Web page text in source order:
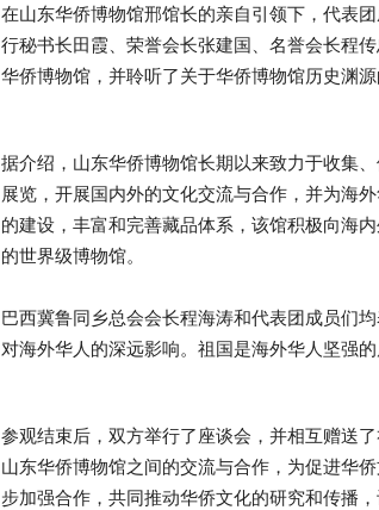
在山东华侨博物馆邢馆长的亲自引领下，代表
行秘书长田霞、荣誉会长张建国、名誉会长程
华侨博物馆，并聆听了关于华侨博物馆历史渊源
据介绍，山东华侨博物馆长期以来致力于收集
展览，开展国内外的文化交流与合作，并为海
的建设，丰富和完善藏品体系，该馆积极向海
的世界级博物馆。
巴西冀鲁同乡总会会长程海涛和代表团成员们
对海外华人的深远影响。祖国是海外华人坚强
参观结束后，双方举行了座谈会，并相互赠送
山东华侨博物馆之间的交流与合作，为促进华
步加强合作，共同推动华侨文化的研究和传播